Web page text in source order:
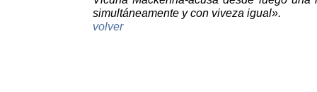
simultáneamente y con viveza igual».
volver